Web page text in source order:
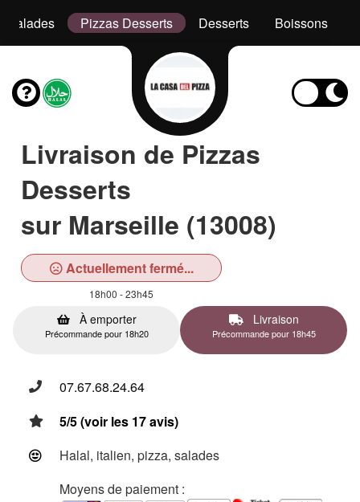
Salades Pizzas Desserts Desserts Boissons
Livraison de Pizzas
Desserts
sur Marseille (13008)
Actuellement fermé...
18h00 - 23h45
À emporter
Précommande pour 18h20
Livraison
Précommande pour 18h45
07.67.68.24.64
5/5 (voir les 17 avis)
Halal, italien, pizza, salades
Moyens de paiement :